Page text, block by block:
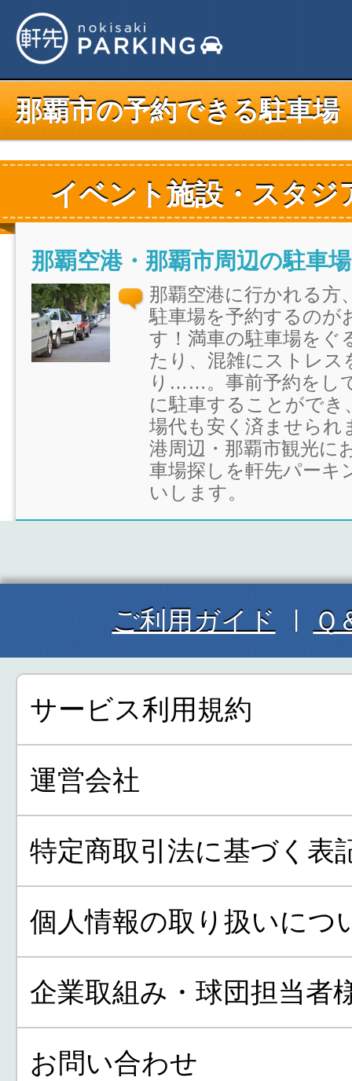
那覇市の予約できる駐車場
イベント施設・スタジ
那覇空港・那覇市周辺の駐車場
那覇空港に行かれる方
駐車場を予約するのが
す！満車の駐車場をぐ
たり、混雑にストレス
り……。事前予約をし
に駐車することができ
場代も安く済ませられ
港周辺・那覇市観光に
車場探しを軒先パーキ
いします。
ご利用ガイド Ｑ
サービス利用規約
運営会社
特定商取引法に基づく表
個人情報の取り扱いにつ
企業取組み・球団担当者
お問い合わせ